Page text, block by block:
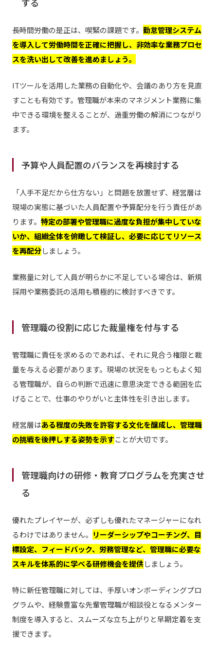
長時間労働の是正は、喫緊の課題です。 勤怠管理システム
を導入して労働時間を正確に把握し、非効率な業務プロセ
スを洗い出して改善を進めましょう。
ITツールを活用した業務の自動化や、会議のあり方を見直
すことも有効です。管理職が本来のマネジメント業務に集
中できる環境を整えることが、過重労働の解消につながり
ます。
予算や人員配置のバランスを再検討する
「人手不足だから仕方ない」と問題を放置せず、経営層は
現場の実態に基づいた人員配置や予算配分を行う責任があ
ります。 特定の部署や管理職に過度な負担が集中していな
いか、組織全体を俯瞰して検証し、必要に応じてリソース
を再配分しましょう。
業務量に対して人員が明らかに不足している場合は、新規
採用や業務委託の活用も積極的に検討すべきです。
管理職の役割に応じた裁量権を付与する
管理職に責任を求めるのであれば、それに見合う権限と裁
量を与える必要があります。現場の状況をもっともよく知
る管理職が、自らの判断で迅速に意思決定できる範囲を広
げることで、仕事のやりがいと主体性を引き出します。
経営層はある程度の失敗を許容する文化を醸成し、管理職
の挑戦を後押しする姿勢を示すことが大切です。
管理職向けの研修・教育プログラムを充実させ
る
優れたプレイヤーが、必ずしも優れたマネージャーになれ
るわけではありません。 リーダーシップやコーチング、目
標設定、フィードバック、労務管理など、管理職に必要な
スキルを体系的に学べる研修機会を提供しましょう。
特に新任管理職に対しては、手厚いオンボーディングプロ
グラムや、経験豊富な先輩管理職が相談役となるメンター
制度を導入すると、スムーズな立ち上がりと早期定着を支
援できます。